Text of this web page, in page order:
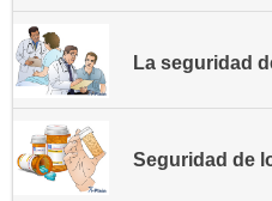
La seguridad
Seguridad de